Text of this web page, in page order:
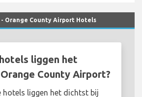
Orange County Airport Hotels
liggen het
County Airport?
hotels liggen het dichtst bij